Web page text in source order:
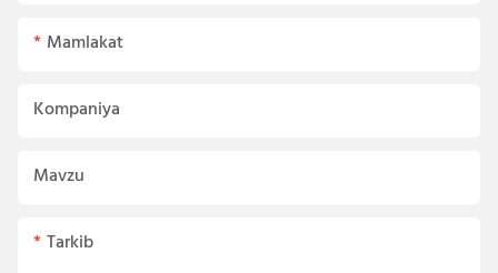
Mamlakat
Kompaniya
Mavzu
Tarkib